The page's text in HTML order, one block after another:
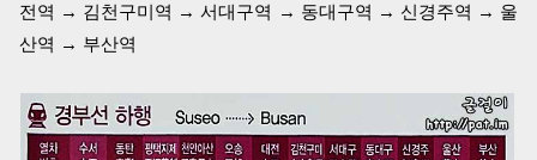
전역 → 김천구미역 → 서대구역 → 동대구역 → 신경주역 → 울
산역 → 부산역